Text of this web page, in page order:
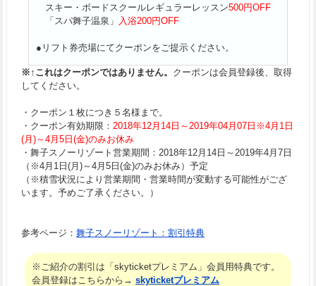
スキー・ボードスクールレギュラーレッスン500円OFF
「スパ舞子温泉」
入浴200円OFF
●リフト券売場にてクーポンをご提示ください。
※↑これはクーポンではありません。 クーポンは会員登録後、取得
してください。
・クーポン１枚につき５名様まで。
・クーポン有効期限： 2018年12月14日～2019年04月07日※4月1日
(月)～4月5日(金)のみお休み
・舞子スノーリゾート営業期間：2018年12月14日～2019年4月7日
（※4月1日(月)～4月5日(金)のみお休み）予定
（※積雪状況により営業期間・営業時間が変動する可能性がござ
います。予めご了承ください。）
参考ページ： 舞子スノーリゾート：割引特典
※ご紹介の割引は「skyticketプレミアム」会員用特典です。
会員登録はこちらから→ skyticketプレミアム